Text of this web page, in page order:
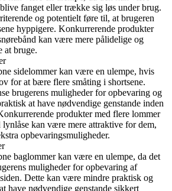
fanget eller trække sig løs under brug.
og potentielt føre til, at brugeren
hyppigere. Konkurrerende produkter
kan være mere pålidelige og
at bruge.
sidelommer kan være en ulempe, hvis
for at bære flere småting i shortsene.
brugerens muligheder for opbevaring og
at have nødvendige genstande inden
produkter med flere lommer
lynlåse kan være mere attraktive for dem,
opbevaringsmuligheder.
baglommer kan være en ulempe, da det
muligheder for opbevaring af
Dette kan være mindre praktisk og
have nødvendige genstande sikkert